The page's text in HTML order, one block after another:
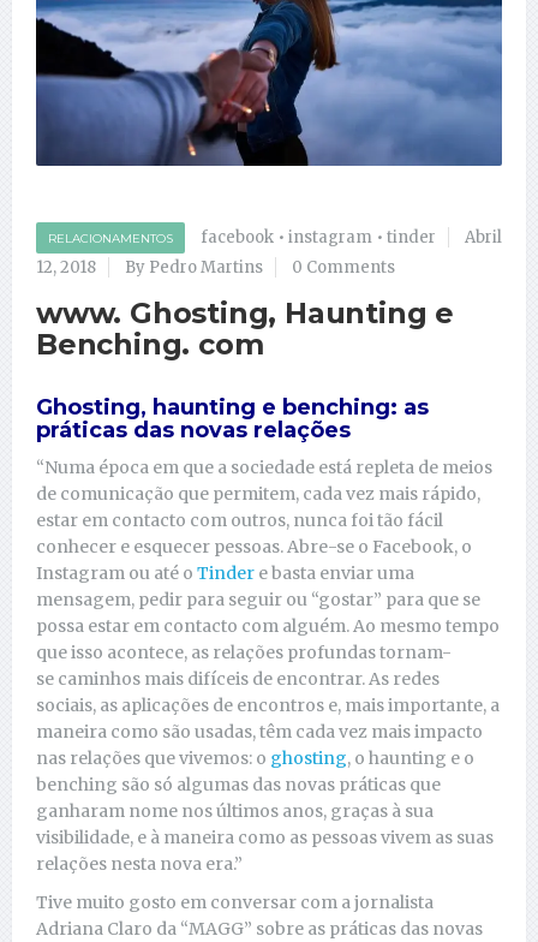
RELACIONAMENTOS facebook • instagram • tinder
Abril
12, 2018
By Pedro Martins 0 Comments
www. Ghosting, Haunting e
Benching. com
Ghosting, haunting e benching: as
práticas das novas relações
“Numa época em que a sociedade está repleta de meios
de comunicação que permitem, cada vez mais rápido,
estar em contacto com outros, nunca foi tão fácil
conhecer e esquecer pessoas. Abre-se o Facebook, o
Instagram ou até o Tinder e basta enviar uma
mensagem, pedir para seguir ou “gostar” para que se
possa estar em contacto com alguém. Ao mesmo tempo
que isso acontece, as relações profundas tornam-
se caminhos mais difíceis de encontrar. As redes
sociais, as aplicações de encontros e, mais importante, a
maneira como são usadas, têm cada vez mais impacto
nas relações que vivemos: o ghosting, o haunting e o
benching são só algumas das novas práticas que
ganharam nome nos últimos anos, graças à sua
visibilidade, e à maneira como as pessoas vivem as suas
relações nesta nova era.”
Tive muito gosto em conversar com a jornalista
Adriana Claro da “MAGG” sobre as práticas das novas